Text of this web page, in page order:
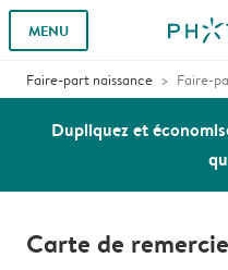
MENU
Faire-part naissance Faire-
Dupliquez et
Carte de